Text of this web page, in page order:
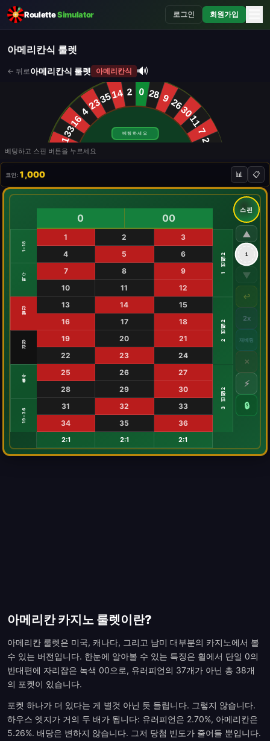
RouletteSimulator 로그인 회원가입
아메리칸식 룰렛
← 뒤로아메리칸식 룰렛 아메리칸식 🔊
0 28926
30
11
7
20
22
24
1
00
27
25
29
12
19
6
21
33
16
4
233514 2
베팅하세요
베팅하고 스핀 버튼을 누르세요
코인: 1,000 📊 📋
0 00
1–18
짝수
빨강
검정
홀수
19–36
1 2
3
4
5
6
7
8
9
10
11
12
13
14
15
16
17
18
19
20
21
22
23
24
25
26
27
28
29
30
31
32
33
34
35 36
1번째 12
2번째 12
3번째 12
2:1 2:1 2:1
스핀
▲
1
▼
↩
2x
재베팅
✕
⚡
🔒
아메리칸 카지노 룰렛이란?
아메리칸 룰렛은 미국, 캐나다, 그리고 남미 대부분의 카지노에서 볼
수 있는 버전입니다. 한눈에 알아볼 수 있는 특징은 휠에서 단일 0의
반대편에 자리잡은 녹색 00으로, 유러피언의 37개가 아닌 총 38개
의 포켓이 있습니다.
포켓 하나가 더 있다는 게 별것 아닌 듯 들립니다. 그렇지 않습니다.
하우스 엣지가 거의 두 배가 됩니다: 유러피언은 2.70%, 아메리칸은
5.26%. 배당은 변하지 않습니다. 그저 당첨 빈도가 줄어들 뿐입니다.